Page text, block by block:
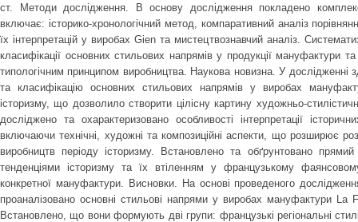
ст. Методи дослідження. В основу дослідження покладено
включає: історико-хронологічний метод, компаративний аналіз
їх інтерпретацій у виробах Gien та мистецтвознавчий аналіз.
класифікації основних стильових напрямів у продукції мануфактури
типологічним принципом виробництва. Наукова новизна. У дослідженні
та класифікацію основних стильових напрямів у виробах
історизму, що дозволило створити цілісну картину художньо-
досліджено та охарактеризовано особливості інтерпретації
включаючи технічні, художні та композиційні аспекти, що розширює
виробництв періоду історизму. Встановлено та обґрунтовано
тенденціями історизму та їх втіленням у французькому
конкретної мануфактури. Висновки. На основі проведеного
проаналізовано основні стильові напрями у виробах мануфактури La
Встановлено, що вони формують дві групи: французькі регіональні стилі